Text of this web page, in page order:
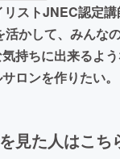
ストJNEC認定
かして、みんな
持ちに出来るよ
ロンを作りたい。
見た人はこち